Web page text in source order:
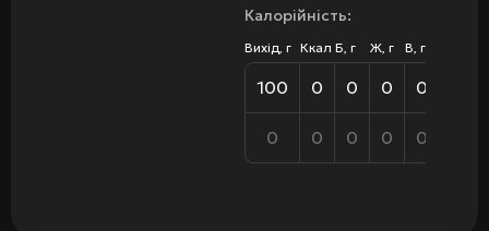
Калорійність:
Вихід, г Ккал Б, г Ж, г В, г
100 0 0 0 0
0 0 0 0 0